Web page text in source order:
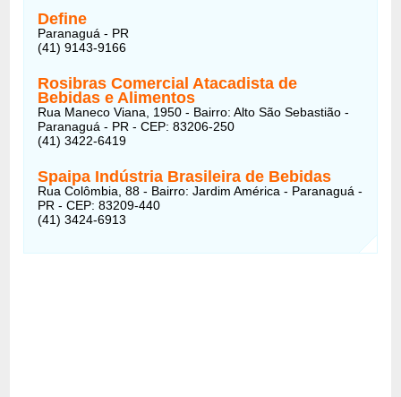
Define
Paranaguá - PR
(41) 9143-9166
Rosibras Comercial Atacadista de
Bebidas e Alimentos
Rua Maneco Viana, 1950 - Bairro: Alto São Sebastião -
Paranaguá - PR - CEP: 83206-250
(41) 3422-6419
Spaipa Indústria Brasileira de Bebidas
Rua Colômbia, 88 - Bairro: Jardim América - Paranaguá -
PR - CEP: 83209-440
(41) 3424-6913